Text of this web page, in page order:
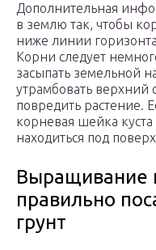
Дополнительная
в землю так, чтобы
ниже линии
Корни следует
засыпать земельной
утрамбовать верхний
повредить растение.
корневая шейка
находиться под
Выращивание
правильно
грунт